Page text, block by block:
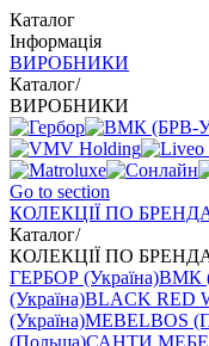
Каталог
Інформація
ВИРОБНИКИ
Каталог/
ВИРОБНИКИ
Go to section
КОЛЕКЦІЇ ПО
Каталог/
КОЛЕКЦІЇ ПО
ГЕРБОР (Україна)ВМК
(Україна)BLACK RED
(Україна)MEBELBOS
(Польща)САНТИ